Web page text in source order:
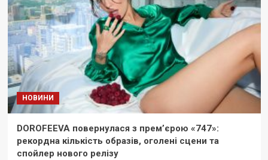
НОВИНИ
DOROFEEVA повернулася з прем’єрою «747»:
рекордна кількість образів, оголені сцени та
спойлер нового релізу